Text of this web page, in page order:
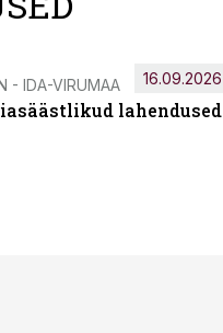
- IDA-VIRUMAA
lahendused
16.09.2026